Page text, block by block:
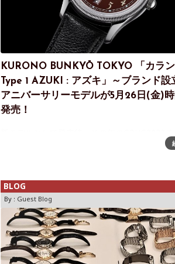
KURONO BUNKYŌ TOKYO 「カラ
Type 1 AZUKI : アズキ」～ブランド設
アニバーサリーモデルが5月26日(金)
発売！
部門にノミネートされたクロノブンキョウトウ
算計や永久秒針にも見える横
BLOG
By : Guest Blog